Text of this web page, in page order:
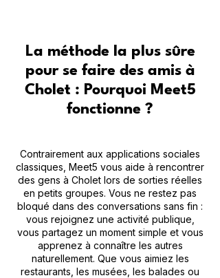
La méthode la plus sûre
pour se faire des amis à
Cholet : Pourquoi Meet5
fonctionne ?
Contrairement aux applications sociales
classiques, Meet5 vous aide à rencontrer
des gens à Cholet lors de sorties réelles
en petits groupes. Vous ne restez pas
bloqué dans des conversations sans fin :
vous rejoignez une activité publique,
vous partagez un moment simple et vous
apprenez à connaître les autres
naturellement. Que vous aimiez les
restaurants, les musées, les balades ou